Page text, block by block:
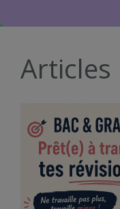
Articles